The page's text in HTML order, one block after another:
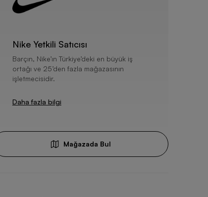
Nike Yetkili Satıcısı
Barçın, Nike’ın Türkiye’deki en büyük iş
ortağı ve 25’den fazla mağazasının
işletmecisidir.
Daha fazla bilgi
Mağazada Bul